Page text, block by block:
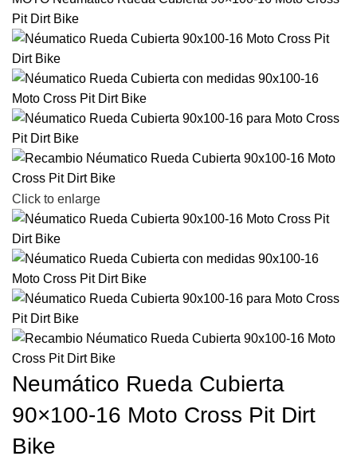
Pit Dirt Bike
Click to enlarge
Neumático Rueda Cubierta
90×100-16 Moto Cross Pit Dirt
Bike